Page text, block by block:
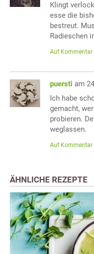
Klingt
esse die
bestreut.
Radieschen
Auf Kommentar
puersti am
Ich habe
gemacht,
probieren.
weglassen.
Auf Kommentar
ÄHNLICHE REZEPTE